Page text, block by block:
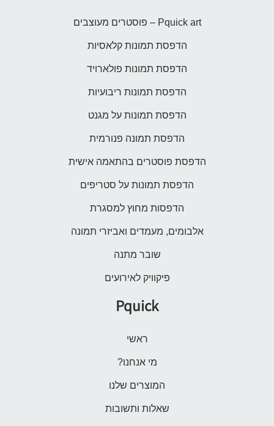
Pquick art – פוסטרים מעוצבים
הדפסת תמונות קלאסיות
הדפסת תמונות פולארויד
הדפסת תמונות ריבועיות
הדפסת תמונות על מגנט
הדפסת תמונה פנורמית
הדפסת פוסטרים בהתאמה אישית
הדפסת תמונות על סטריפים
הדפסות מחוץ למסגרת
אלבומים, מעמדים ואביזרי תמונה
שובר מתנה
פיקוויק לאירועים
Pquick
ראשי
מי אנחנו?
המוצרים שלנו
שאלות ותשובות